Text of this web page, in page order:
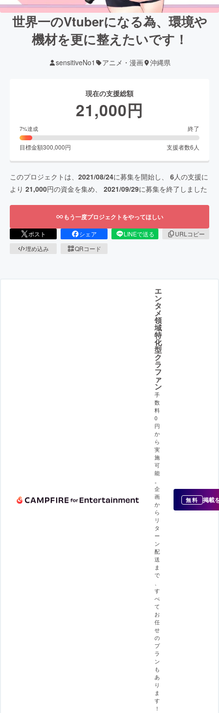
世界一のVtuberになる為、環境や
機材を更に整えたいです！
sensitiveNo1 アニメ・漫画 沖縄県
現在の支援総額
21,000円
7%達成 終了
目標金額300,000円 支援者数6 人
このプロジェクトは、 2021/08/24に募集を開始し、 6人の支援に
より 21,000円の資金を集め、 2021/09/29に募集を終了しました
もう一度プロジェクトをやってほしい
ポスト シェア LINEで送る
URLコピー
埋め込み
QRコード
エ
ン
タ
メ
領
域
特
化
型
ク
ラ
フ
ァ
ン
手
数
料
0
円
か
ら
実
施
可
能
。
企
画
か
ら
リ
タ
ー
ン
配
送
ま
で
、
す
べ
て
お
任
せ
の
プ
ラ
ン
も
あ
り
ま
す
！
無料 掲載